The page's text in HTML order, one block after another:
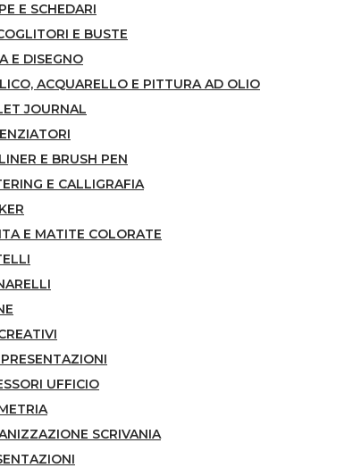
E SCHEDARI
E BUSTE
E DISEGNO
ACQUARELLO E PITTURA AD OLIO
JOURNAL
E BRUSH PEN
E CALLIGRAFIA
E MATITE COLORATE
UFFICIO
SCRIVANIA